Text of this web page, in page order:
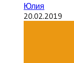
Юлия
20.02.2019